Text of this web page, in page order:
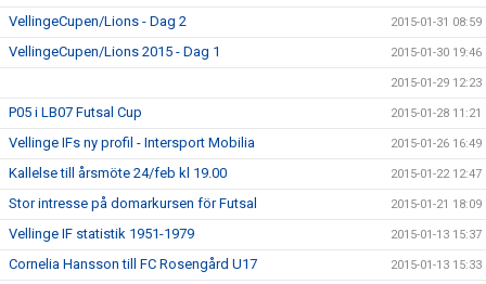
VellingeCupen/Lions - Dag 2 2015-01-31 08:59
VellingeCupen/Lions 2015 - Dag 1 2015-01-30 19:46
2015-01-29 12:23
P05 i LB07 Futsal Cup 2015-01-28 11:21
Vellinge IFs ny profil - Intersport Mobilia 2015-01-26 16:49
Kallelse till årsmöte 24/feb kl 19.00 2015-01-22 12:47
Stor intresse på domarkursen för Futsal 2015-01-21 18:09
Vellinge IF statistik 1951-1979 2015-01-13 15:37
Cornelia Hansson till FC Rosengård U17 2015-01-13 15:33